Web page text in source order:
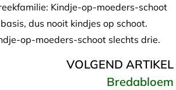
Kindje-op-moeders-schoot
dus nooit kindjes op schoot.
op-moeders-schoot slechts drie.
VOLGEND ARTIKEL
Bredabloem